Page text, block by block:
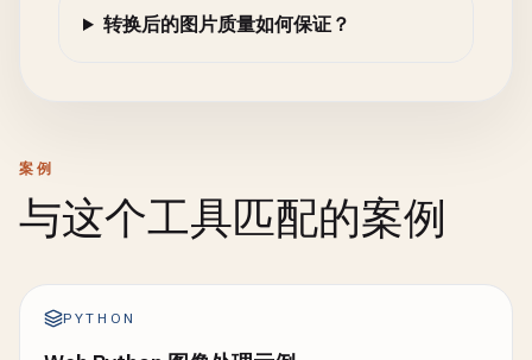
转换后的图片质量如何保证？
案例
与这个工具匹配的案例
PYTHON